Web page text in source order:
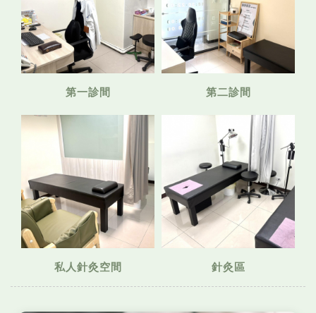
第一診間 第二診間
私人針灸空間 針灸區